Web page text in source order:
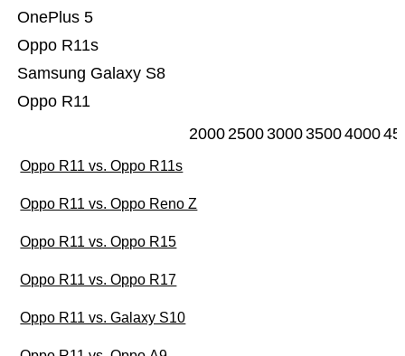
Oppo R11
Samsung Galaxy S8
Oppo R11s
OnePlus 5
20002500300035004000
Oppo R11 vs. Oppo R11s
Oppo R11 vs. Oppo Reno Z
Oppo R11 vs. Oppo R15
Oppo R11 vs. Oppo R17
Oppo R11 vs. Galaxy S10